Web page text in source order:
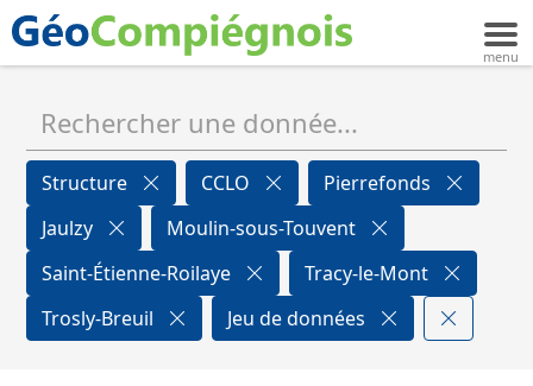
Structure CCLO
Pierrefonds
Jaulzy
Moulin-sous-Touvent
Saint-Étienne-Roilaye
Tracy-le-Mont
Trosly-Breuil
Jeu de données